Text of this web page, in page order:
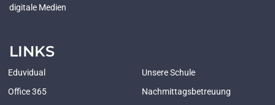
digitale Medien
LINKS
Eduvidual
Office 365
Unsere Schule
Nachmittagsbetreuung